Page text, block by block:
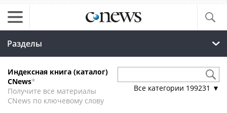
Разделы
Индексная книга (каталог)
CNews*
Получите все материалы
CNews по ключевому слову
Все категории 199231 ▼